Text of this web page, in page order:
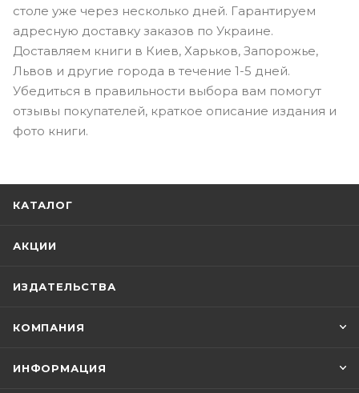
столе уже через несколько дней. Гарантируем
адресную доставку заказов по Украине.
Доставляем книги в Киев, Харьков, Запорожье,
Львов и другие города в течение 1-5 дней.
Убедиться в правильности выбора вам помогут
отзывы покупателей, краткое описание издания и
фото книги.
КАТАЛОГ
АКЦИИ
ИЗДАТЕЛЬСТВА
КОМПАНИЯ
ИНФОРМАЦИЯ